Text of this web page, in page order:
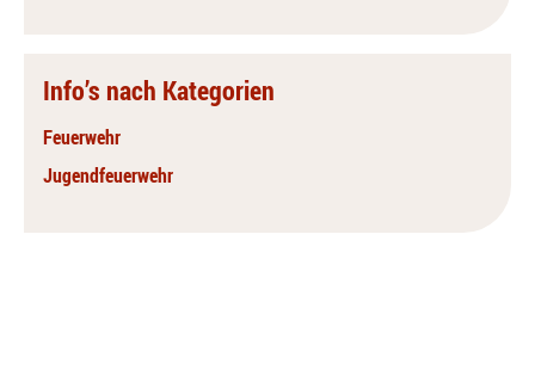
Info’s nach Kategorien
Feuerwehr
Jugendfeuerwehr